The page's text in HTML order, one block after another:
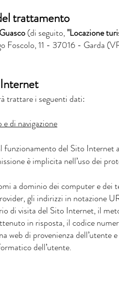
trattamento
(di seguito, "Locazione
Foscolo, 11 - 37016 - Garda
trattare i seguenti dati:
di navigazione
del Sito Internet
è implicita nell’uso dei
a dominio dei computer e dei
gli indirizzi in notazione
di visita del Sito Internet, il
in risposta, il codice
web di provenienza dell’utente
dell’utente.